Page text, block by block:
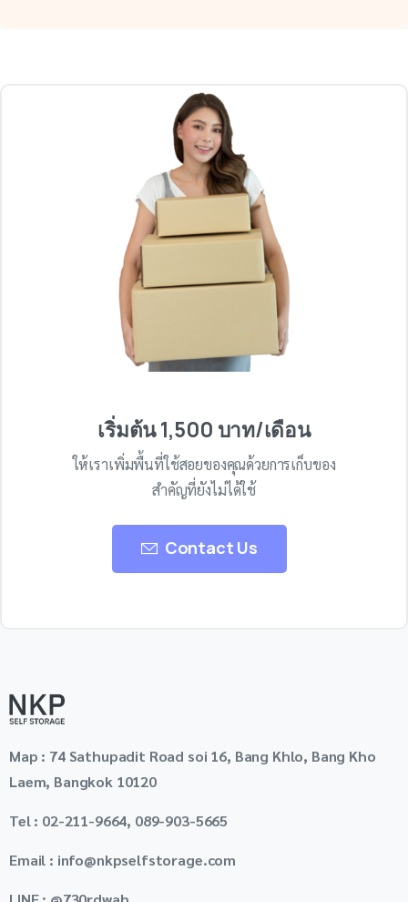
เริ่มต้น 1,500 บาท/เดือน
ให้เราเพิ่มพื้นที่ใช้สอยของคุณด้วยการเก็บของ
สำคัญที่ยังไม่ได้ใช้
Contact Us
Map : 74 Sathupadit Road soi 16, Bang Khlo, Bang Kho
Laem, Bangkok 10120
Tel : 02-211-9664, 089-903-5665
Email : info@nkpselfstorage.com